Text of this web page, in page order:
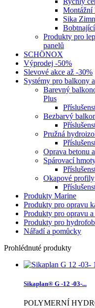
Montážní
Sika
Produkty pro
panelů
SCHÖNOX
Výprodej -50%
Slevové akce až -30%
Systémy pro balkony
Barevný
Plus
Bezbarvý
Pružná
Oprava betonu
Spárovací
Okapové profily
Produkty Marine
Produkty pro opravu
Produkty pro opravu a
Produkty pro
Nářadí a pomůcky
Prohlédnuté produkty
Sikaplan® G -12 -03-...
POLYMERNÍ